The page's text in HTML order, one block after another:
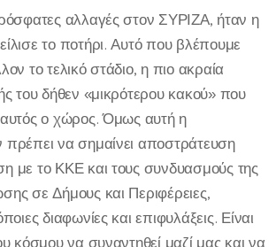
αλλαγές στον ΣΥΡΙΖΑ, ήταν η
το ποτήρι. Αυτό που βλέπουμε
το τελικό στάδιο, η πιο ακραία
του δήθεν «μικρότερου κακού» που
αυτός ο χώρος. Όμως αυτή η
να σημαίνει αποστράτευση
με το ΚΚΕ και τους συνδυασμούς της
σε Δήμους και Περιφέρειες,
διαφωνίες και επιφυλάξεις. Είναι
κόσμου να συναντηθεί μαζί μας και να